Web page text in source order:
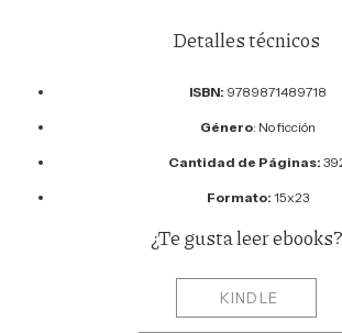
Detalles técnicos
ISBN: 9789871489718
Género: No ficción
Cantidad de Páginas:
Formato: 15x23
¿Te gusta leer ebooks?
KINDLE